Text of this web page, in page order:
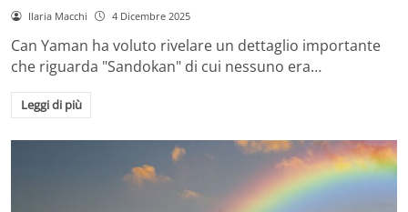
Ilaria Macchi 4 Dicembre 2025
Can Yaman ha voluto rivelare un dettaglio importante
che riguarda "Sandokan" di cui nessuno era…
Leggi di più